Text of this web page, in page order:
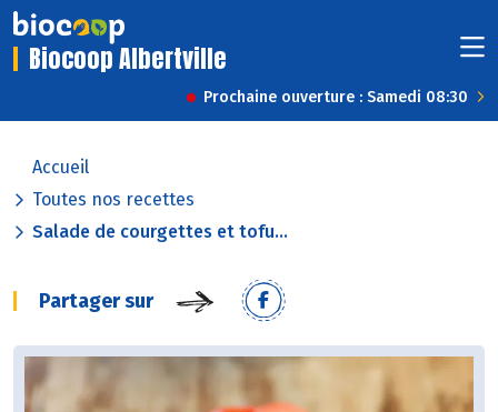
Biocoop Albertville
Prochaine ouverture : Samedi 08:30
Accueil
Toutes nos recettes
Salade de courgettes et tofu...
Partager sur